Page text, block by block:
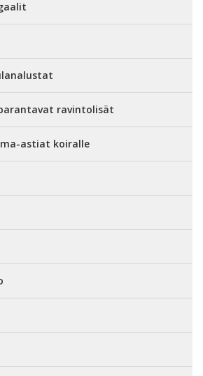
ravintolisät
astiat koiralle